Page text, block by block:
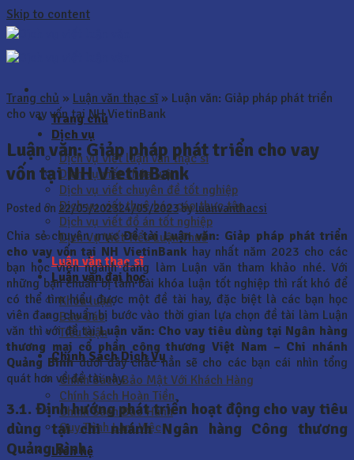
Skip to content
Trang chủ
Dịch vụ
Dịch vụ viết luận văn thạc sĩ
Dịch vụ viết khóa luận
Dịch vụ viết chuyên đề tốt nghiệp
Dịch vụ viết thuê báo cáo thực tập
Dịch vụ viết đồ án tốt nghiệp
Dịch Vụ Viết Tiểu Luận Thuê
Luận văn thạc sĩ
Luận văn đại học
Khóa luận
Báo Cáo
Tiểu luận
Chính Sách Dịch Vụ
Chính Sách Bảo Mật Với Khách Hàng
Chính Sách Hoàn Tiền
Chính Sách Bảo Hành
Quy Trình Làm Việc
Liên hệ
Trang chủ » Luận văn thạc sĩ» Luận văn: Giảp pháp phát triển
cho vay vốn tại NH VietinBank
Luận văn: Giảp pháp phát triển cho vay
vốn tại NH VietinBank
Posted on 22/05/202324/05/2023byluanvanthacsi
Chia sẻ chuyên mụcĐề tài Luận văn: Giảp pháp phát triển
cho vay vốn tại NH VietinBank hay nhất năm 2023 cho các
bạn học viên ngành đang làm Luận văn tham khảo nhé. Với
những bạn chuẩn bị làm bài khóa luận tốt nghiệp thì rất khó để
có thể tìm hiểu được một đề tài hay, đặc biệt là các bạn học
viên đang chuẩn bị bước vào thời gian lựa chọn đề tài làm Luận
văn thì với đề tàiLuận văn: Cho vay tiêu dùng tại Ngân hàng
thương mại cổ phần công thương Việt Nam – Chi nhánh
Quảng Bình dưới đây chắc hẳn sẽ cho các bạn cái nhìn tổng
quát hơn về đề tài này.
3.1. Định hướng phát triển hoạt động cho vay tiêu
dùng tại chi nhánh Ngân hàng Công thương
Quảng Bình